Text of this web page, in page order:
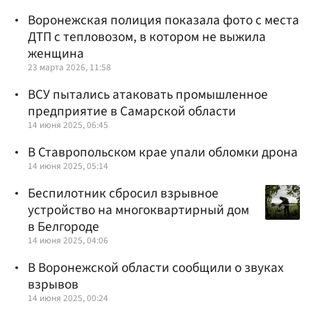
Воронежская полиция показала фото с места
ДТП с тепловозом, в котором не выжила
женщина
23 марта 2026, 11:58
ВСУ пытались атаковать промышленное
предприятие в Самарской области
14 июня 2025, 06:45
В Ставропольском крае упали обломки дрона
14 июня 2025, 05:14
Беспилотник сбросил взрывное
устройство на многоквартирный дом
в Белгороде
14 июня 2025, 04:06
В Воронежской области сообщили о звуках
взрывов
14 июня 2025, 00:24